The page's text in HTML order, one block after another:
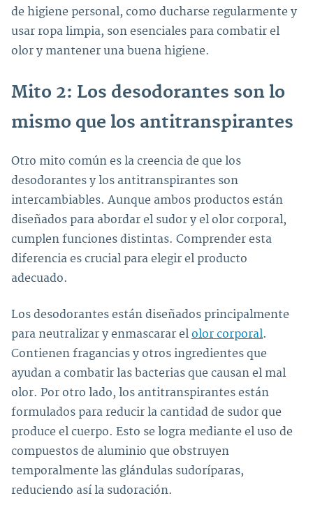
de higiene personal, como ducharse regularmente y
usar ropa limpia, son esenciales para combatir el
olor y mantener una buena higiene.
Mito 2: Los desodorantes son lo
mismo que los antitranspirantes
Otro mito común es la creencia de que los
desodorantes y los antitranspirantes son
intercambiables. Aunque ambos productos están
diseñados para abordar el sudor y el olor corporal,
cumplen funciones distintas. Comprender esta
diferencia es crucial para elegir el producto
adecuado.
Los desodorantes están diseñados principalmente
para neutralizar y enmascarar el olor corporal.
Contienen fragancias y otros ingredientes que
ayudan a combatir las bacterias que causan el mal
olor. Por otro lado, los antitranspirantes están
formulados para reducir la cantidad de sudor que
produce el cuerpo. Esto se logra mediante el uso de
compuestos de aluminio que obstruyen
temporalmente las glándulas sudoríparas,
reduciendo así la sudoración.